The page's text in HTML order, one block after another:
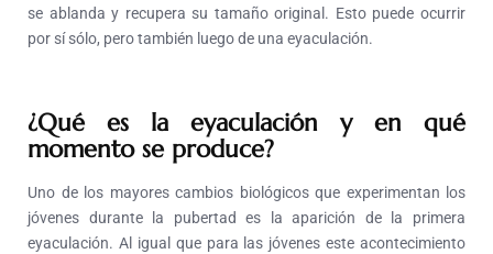
se ablanda y recupera su tamaño original. Esto puede ocurrir
por sí sólo, pero también luego de una eyaculación.
¿Qué es la eyaculación y en qué
momento se produce?
Uno de los mayores cambios biológicos que experimentan los
jóvenes durante la pubertad es la aparición de la primera
eyaculación. Al igual que para las jóvenes este acontecimiento